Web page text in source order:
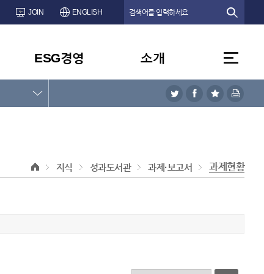
JOIN ENGLISH
ESG경영 소개
지식 성과도서관 과제·보고서 과제현황